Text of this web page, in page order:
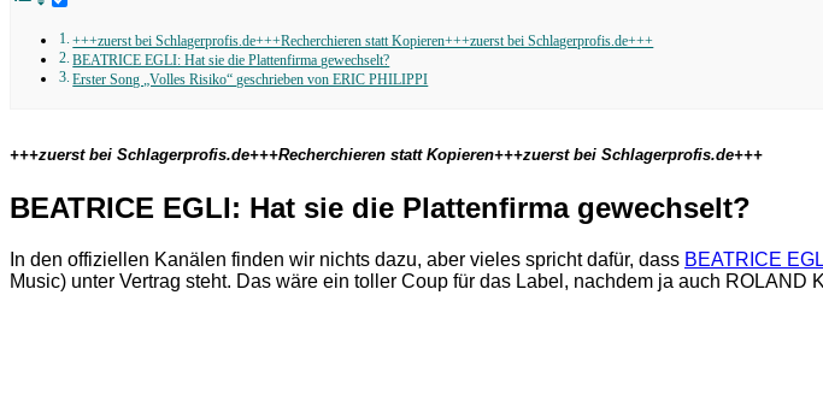
+++zuerst bei Schlagerprofis.de+++Recherchieren statt Kopieren+++zuerst bei Schlagerprofis.de+++
BEATRICE EGLI: Hat sie die Plattenfirma gewechselt?
Erster Song „Volles Risiko“ geschrieben von ERIC PHILIPPI
+++zuerst bei Schlagerprofis.de+++Recherchieren statt Kopieren+++zuerst bei Schlagerprofis.de+++
BEATRICE EGLI: Hat sie die Plattenfirma gewechselt?
In den offiziellen Kanälen finden wir nichts dazu, aber vieles spricht dafür, dass BEATRICE EGLI
Music) unter Vertrag steht. Das wäre ein toller Coup für das Label, nachdem ja auch